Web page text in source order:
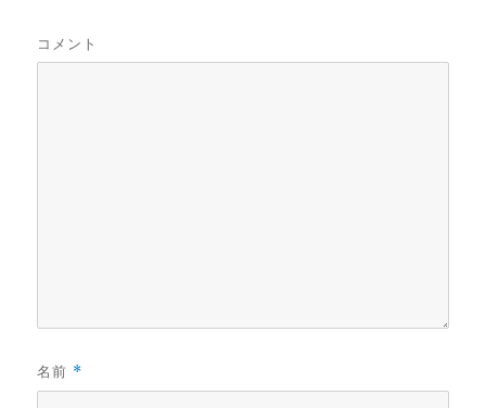
コメント
名前 *